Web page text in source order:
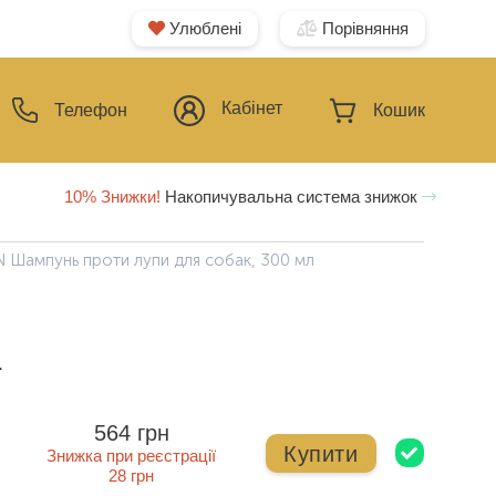
Улюблені Порівняння
Телефон Кабінет Кошик
10% Знижки! Накопичувальна система знижок
Шампунь проти лупи для собак, 300 мл
564 грн
Знижка при реєстрації
28 грн
Купити